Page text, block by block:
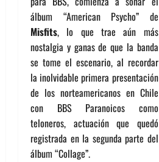
álbum “American Psycho” de
Misfits, lo que trae aún más
nostalgia y ganas de que la banda
se tome el escenario, al recordar
la inolvidable primera presentación
de los norteamericanos en Chile
con BBS Paranoicos como
teloneros, actuación que quedó
registrada en la segunda parte del
álbum “Collage”.